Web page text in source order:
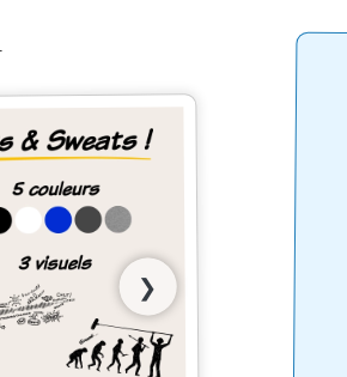
❯